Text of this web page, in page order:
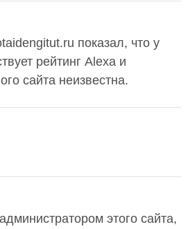
показал, что у
рейтинг Alexa и
сайта неизвестна.
этого сайта,